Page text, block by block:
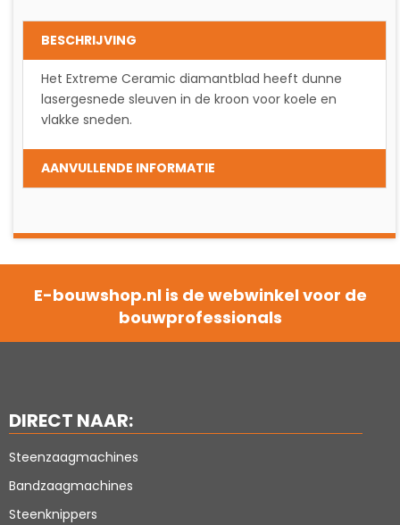
BESCHRIJVING
Het Extreme Ceramic diamantblad heeft dunne
lasergesnede sleuven in de kroon voor koele en
vlakke sneden.
AANVULLENDE INFORMATIE
E-bouwshop.nl is de webwinkel voor de
bouwprofessionals
DIRECT NAAR:
Steenzaagmachines
Bandzaagmachines
Steenknippers